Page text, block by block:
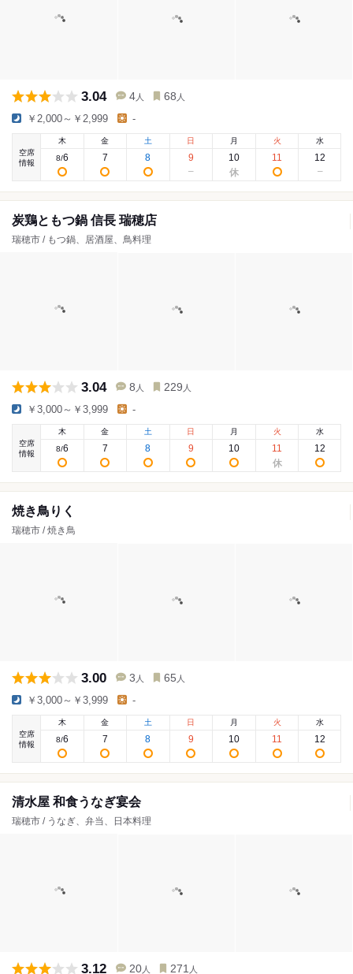
3.04 4 人 68 人
￥2,000～￥2,999 -
空席
情報
木
8/6
金
7
土
8
日
9
月
10
火
11
水
12
炭鶏ともつ鍋 信長 瑞穂店
瑞穂市 / もつ鍋、居酒屋、鳥料理
3.04 8 人 229 人
￥3,000～￥3,999 -
空席
情報
木
8/6
金
7
土
8
日
9
月
10
火
11
水
12
焼き鳥りく
瑞穂市 / 焼き鳥
3.00 3 人 65 人
￥3,000～￥3,999 -
空席
情報
木
8/6
金
7
土
8
日
9
月
10
火
11
水
12
清水屋 和食うなぎ宴会
瑞穂市 / うなぎ、弁当、日本料理
3.12 20 人 271 人